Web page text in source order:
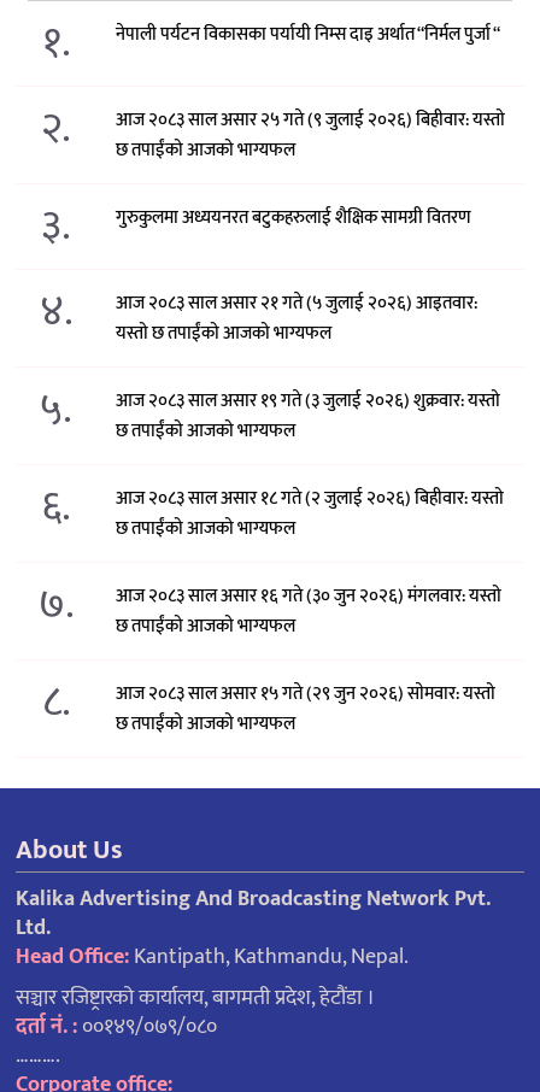
१. नेपाली पर्यटन विकासका पर्यायी निम्स दाइ अर्थात “निर्मल पुर्जा “
२.
आज २०८३ साल असार २५ गते (९ जुलाई २०२६) बिहीवार: यस्तो
छ तपाईंको आजको भाग्यफल
३. गुरुकुलमा अध्ययनरत बटुकहरुलाई शैक्षिक सामग्री वितरण
४.
आज २०८३ साल असार २१ गते (५ जुलाई २०२६) आइतवार:
यस्तो छ तपाईंको आजको भाग्यफल
५.
आज २०८३ साल असार १९ गते (३ जुलाई २०२६) शुक्रवार: यस्तो
छ तपाईंको आजको भाग्यफल
६.
आज २०८३ साल असार १८ गते (२ जुलाई २०२६) बिहीवार: यस्तो
छ तपाईंको आजको भाग्यफल
७.
आज २०८३ साल असार १६ गते (३० जुन २०२६) मंगलवार: यस्तो
छ तपाईंको आजको भाग्यफल
८.
आज २०८३ साल असार १५ गते (२९ जुन २०२६) साेमवार: यस्तो
छ तपाईंको आजको भाग्यफल
About Us
Kalika Advertising And Broadcasting Network Pvt.
Ltd.
Head Office:Kantipath, Kathmandu, Nepal.
सञ्चार रजिष्ट्रारको कार्यालय, बागमती प्रदेश, हेटौंडा ।
दर्ता नं. :००१४९/०७९/०८०
……….